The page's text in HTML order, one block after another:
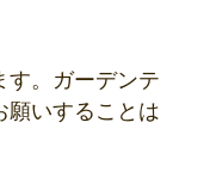
す。ガーデンテ
願いすることは